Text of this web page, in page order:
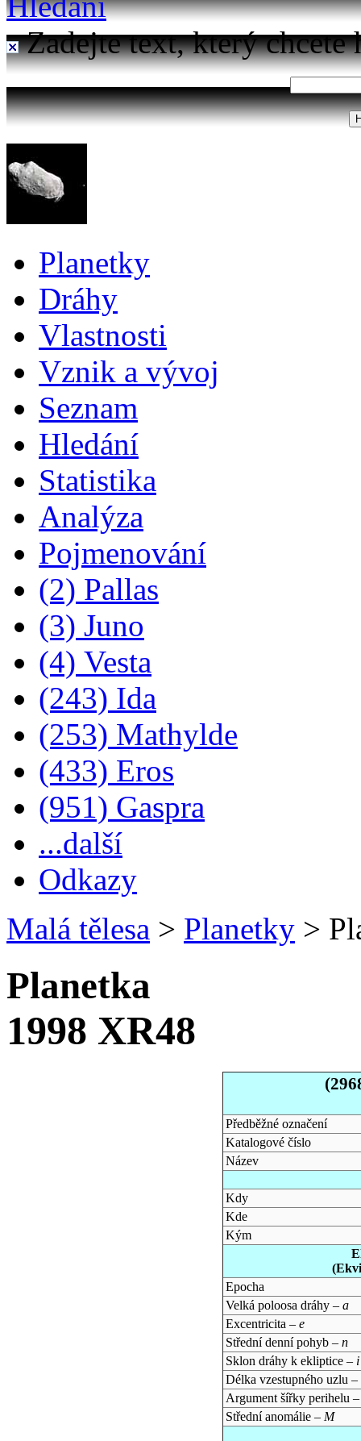
Zadejte text, který chcete
Planetky
Dráhy
Vlastnosti
Vznik a vývoj
Seznam
Hledání
Statistika
Analýza
Pojmenování
(2) Pallas
(3) Juno
(4) Vesta
(243) Ida
(253) Mathylde
(433) Eros
(951) Gaspra
...další
Odkazy
Malá tělesa > Planetky >
Planetka
1998 XR48
Předběžné označení
Katalogové číslo
Název
Kdy
Kde
Kým
Epocha
Velká poloosa dráhy – a
Excentricita – e
Střední denní pohyb – n
Sklon dráhy k ekliptice – i
Délka vzestupného uzlu –
Argument šířky perihelu
Střední anomálie – M